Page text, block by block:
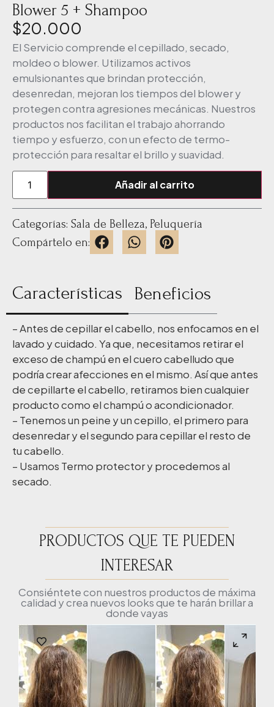
Blower 5 + Shampoo
$20.000
El Servicio comprende el cepillado, secado,
moldeo o blower. Utilizamos activos
emulsionantes que brindan protección,
desenredan, mejoran los tiempos del blower y
protegen contra agresiones mecánicas. Nuestros
productos nos facilitan el trabajo ahorrando
tiempo y esfuerzo, con un efecto de termo-
protección para resaltar el brillo y suavidad.
Añadir al carrito
Categorías: Sala de Belleza, Peluquería
Compártelo en:
Características Beneficios
– Antes de cepillar el cabello, nos enfocamos en el
lavado y cuidado. Ya que, necesitamos retirar el
exceso de champú en el cuero cabelludo que
podría crear afecciones en el mismo. Así que antes
de cepillarte el cabello, retiramos bien cualquier
producto como el champú o acondicionador.
– Tenemos un peine y un cepillo, el primero para
desenredar y el segundo para cepillar el resto de
tu cabello.
– Usamos Termo protector y procedemos al
secado.
PRODUCTOS QUE TE PUEDEN
INTERESAR
Consiéntete con nuestros productos de máxima
calidad y crea nuevos looks que te harán brillar a
donde vayas